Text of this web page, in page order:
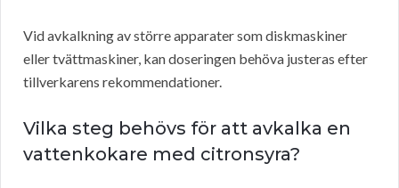
Vid avkalkning av större apparater som diskmaskiner
eller tvättmaskiner, kan doseringen behöva justeras efter
tillverkarens rekommendationer.
Vilka steg behövs för att avkalka en
vattenkokare med citronsyra?